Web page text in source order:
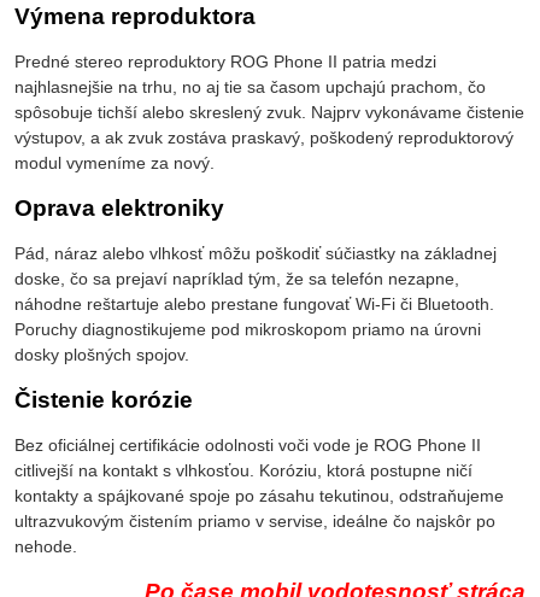
Výmena reproduktora
Predné stereo reproduktory ROG Phone II patria medzi
najhlasnejšie na trhu, no aj tie sa časom upchajú prachom, čo
spôsobuje tichší alebo skreslený zvuk. Najprv vykonávame čistenie
výstupov, a ak zvuk zostáva praskavý, poškodený reproduktorový
modul vymeníme za nový.
Oprava elektroniky
Pád, náraz alebo vlhkosť môžu poškodiť súčiastky na základnej
doske, čo sa prejaví napríklad tým, že sa telefón nezapne,
náhodne reštartuje alebo prestane fungovať Wi-Fi či Bluetooth.
Poruchy diagnostikujeme pod mikroskopom priamo na úrovni
dosky plošných spojov.
Čistenie korózie
Bez oficiálnej certifikácie odolnosti voči vode je ROG Phone II
citlivejší na kontakt s vlhkosťou. Koróziu, ktorá postupne ničí
kontakty a spájkované spoje po zásahu tekutinou, odstraňujeme
ultrazvukovým čistením priamo v servise, ideálne čo najskôr po
nehode.
Po čase mobil vodotesnosť stráca